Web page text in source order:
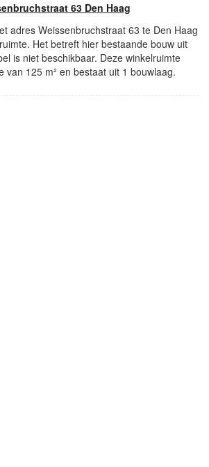
63 Den Haag
adres Weissenbruchstraat 63 te Den Haag
Het betreft hier bestaande bouw uit
is niet beschikbaar. Deze winkelruimte
van 125 m² en bestaat uit 1 bouwlaag.